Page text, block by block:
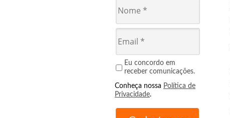
Eu concordo em
receber comunicações.
Conheça nossa Política de
Privacidade.